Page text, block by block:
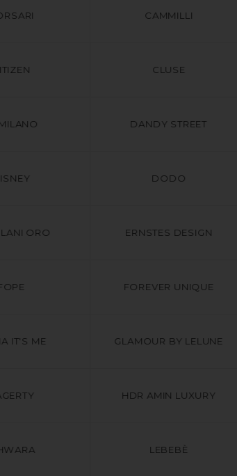
CAMMILLI
CLUSE
DANDY STREET
DODO
ORO ERNSTES DESIGN
FOREVER UNIQUE
IT'S ME GLAMOUR BY LELUNE
HDR AMIN LUXURY
LEBEBÈ
lavorativi
sopra i €49